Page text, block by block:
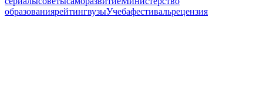
образованиярейтингвузыУчебафестивальрецензия